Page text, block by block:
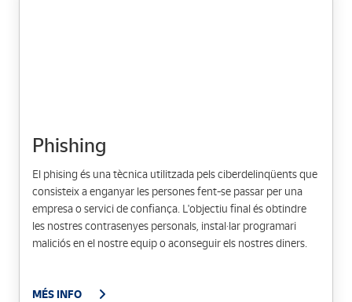
Phishing
El phising és una tècnica utilitzada pels ciberdelinqüents que
consisteix a enganyar les persones fent-se passar per una
empresa o servici de confiança. L'objectiu final és obtindre
les nostres contrasenyes personals, instal·lar programari
maliciós en el nostre equip o aconseguir els nostres diners.
MÉS INFO